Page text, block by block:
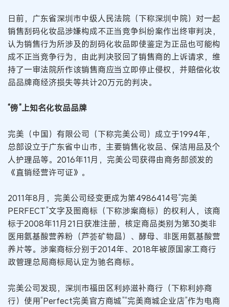
日前，广东省深圳市中级人民法院（下称深圳中院）对一起
销售刮码化妆品涉嫌构成不正当竞争纠纷案作出终审判决，
认为销售行为所涉及的刮码化妆品即使鉴定为正品也可能构
成不正当竞争行为，由此判决驳回了销售商的上诉请求，维
持了一审法院所作该销售商应当立即停止侵权，并赔偿化妆
品品牌商经济损失等共计20万元的判决。
“傍”上知名化妆品品牌
完美（中国）有限公司（下称完美公司）成立于1994年，
总部设立于广东省中山市，主要销售化妆品、保洁用品及个
人护理品等。2016年11月，完美公司获得由商务部颁发的
《直销经营许可证》。
2011年8月，完美公司经变更成为第4986414号“完美
PERFECT”文字及图商标（下称涉案商标）的权利人，该商
标于2008年11月21日获准注册，核定商品类别为第30类非
医用氨基酸营养粉（芦荟矿物晶）、酵母、非医用氨基酸营
养片等。涉案商标分别于2014年、2018年被原国家工商行
政管理总局商标局认定为驰名商标。
完美公司发现，深圳市福田区利婷滋补商行（下称利婷商
行）使用“Perfect完美官方商城”“完美商城企业店”作为电商